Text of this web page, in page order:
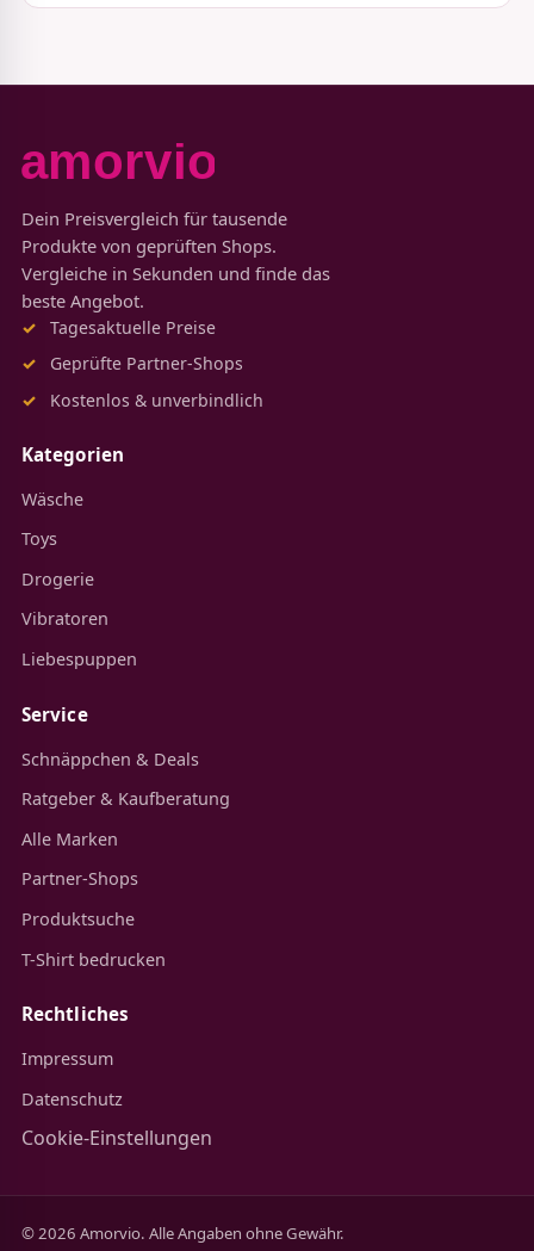
Dein Preisvergleich für tausende
Produkte von geprüften Shops.
Vergleiche in Sekunden und finde das
beste Angebot.
Tagesaktuelle Preise
Geprüfte Partner-Shops
Kostenlos & unverbindlich
Kategorien
Wäsche
Toys
Drogerie
Vibratoren
Liebespuppen
Service
Schnäppchen & Deals
Ratgeber & Kaufberatung
Alle Marken
Partner-Shops
Produktsuche
T-Shirt bedrucken
Rechtliches
Impressum
Datenschutz
Cookie-Einstellungen
© 2026 Amorvio. Alle Angaben ohne Gewähr.